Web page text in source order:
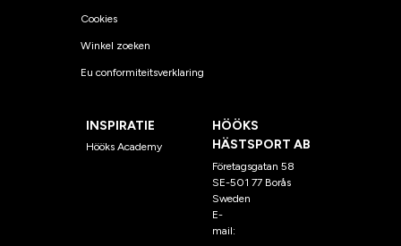
Cookies
Winkel zoeken
Eu conformiteitsverklaring
INSPIRATIE
Hööks Academy
HÖÖKS
HÄSTSPORT AB
Företagsgatan 58
SE-501 77 Borås
Sweden
E-
mail: